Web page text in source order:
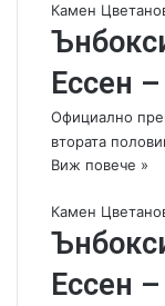
Камен
Ессен
Официално
втората
Виж повече »
Камен
Ессен